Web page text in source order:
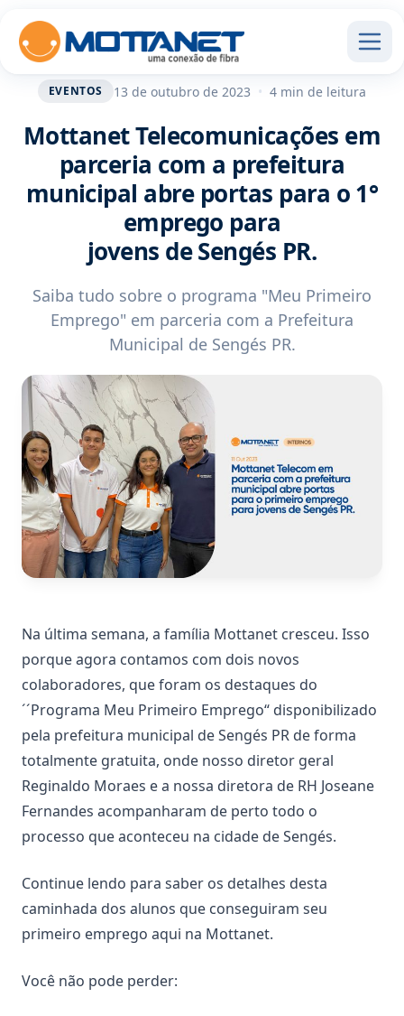
EVENTOS 13 de outubro de 2023 • 4 min de leitura
Mottanet Telecomunicações em
parceria com a prefeitura
municipal abre portas para o 1°
emprego para
jovens de Sengés PR.
Saiba tudo sobre o programa "Meu Primeiro
Emprego" em parceria com a Prefeitura
Municipal de Sengés PR.
Na última semana, a família Mottanet cresceu. Isso
porque agora contamos com dois novos
colaboradores, que foram os destaques do
´´Programa Meu Primeiro Emprego“ disponibilizado
pela prefeitura municipal de Sengés PR de forma
totalmente gratuita, onde nosso diretor geral
Reginaldo Moraes e a nossa diretora de RH Joseane
Fernandes acompanharam de perto todo o
processo que aconteceu na cidade de Sengés.
Continue lendo para saber os detalhes desta
caminhada dos alunos que conseguiram seu
primeiro emprego aqui na Mottanet.
Você não pode perder: